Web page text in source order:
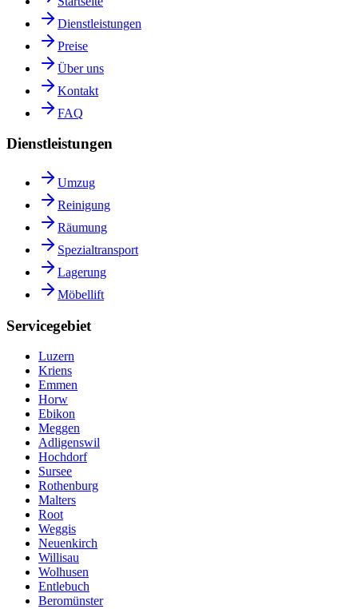
Dienstleistungen
Preise
Über uns
Kontakt
FAQ
Dienstleistungen
Umzug
Reinigung
Räumung
Spezialtransport
Lagerung
Möbellift
Servicegebiet
Luzern
Kriens
Emmen
Horw
Ebikon
Meggen
Adligenswil
Hochdorf
Sursee
Rothenburg
Malters
Root
Weggis
Neuenkirch
Willisau
Wolhusen
Entlebuch
Beromünster